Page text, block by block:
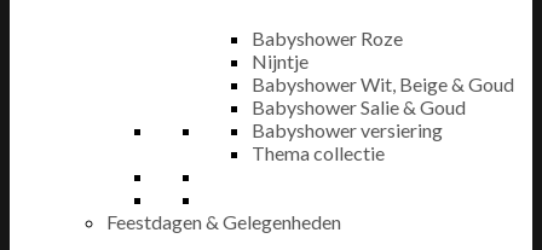
Babyshower Roze
Nijntje
Babyshower Wit, Beige & Goud
Babyshower Salie & Goud
Babyshower versiering
Thema collectie
Feestdagen & Gelegenheden